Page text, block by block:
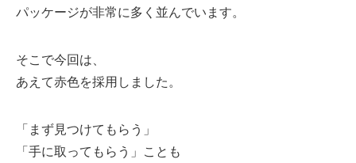
パッケージが非常に多く並んでいます。
そこで今回は、
あえて赤色を採用しました。
「まず見つけてもらう」
「手に取ってもらう」ことも